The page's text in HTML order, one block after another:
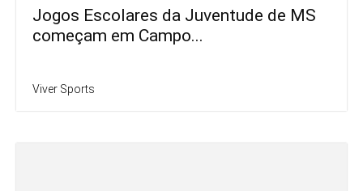
Jogos Escolares da Juventude de MS
começam em Campo...
Viver Sports